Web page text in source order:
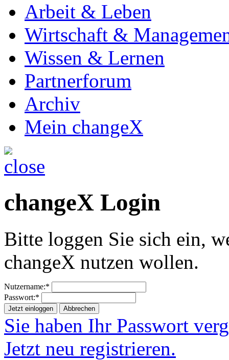
Arbeit & Leben
Wirtschaft &
Wissen & Lernen
Partnerforum
Archiv
Mein changeX
changeX Login
Bitte loggen Sie sich ein,
changeX nutzen wollen.
Nutzername:*
Passwort:*
Jetzt einloggen Abbrechen
Sie haben Ihr Passwort
Jetzt neu registrieren.